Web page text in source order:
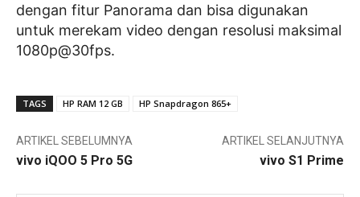
dengan fitur Panorama dan bisa digunakan
untuk merekam video dengan resolusi maksimal
1080p@30fps.
TAGS HP RAM 12 GB HP Snapdragon 865+
ARTIKEL SEBELUMNYA
vivo iQOO 5 Pro 5G
ARTIKEL SELANJUTNYA
vivo S1 Prime